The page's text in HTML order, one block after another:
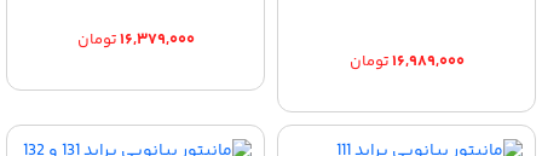
۱۶,۹۸۹,۰۰۰تومان
۱۶,۳۷۹,۰۰۰تومان